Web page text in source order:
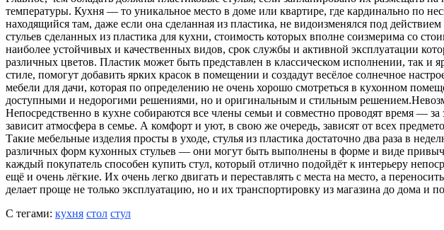
температуры. Кухня — то уникальное место в доме или квартире, где кардинально по
находящийся там, даже если она сделанная из пластика, не видоизменялся под
стульев сделанных из пластика для кухни, стоимость которых вполне соизмерима со
наиболее устойчивых и качественных видов, срок службы и активной эксплуатации
различных цветов. Пластик может быть представлен в классическом исполнении, так и
стиле, помогут добавить ярких красок в помещении и создадут весёлое солнечное
мебели для дачи, которая по определению не очень хорошо смотреться в кухонном
доступными и недорогими решениями, но и оригинальным и стильным
Непосредственно в кухне собираются все члены семьи и совместно проводят время —
зависит атмосфера в семье. А комфорт и уют, в свою же очередь, зависят от всех
Такие мебельные изделия просты в уходе, стулья из пластика достаточно два раза в
различных форм кухонных стульев — они могут быть выполнены в форме и виде
каждый покупатель способен купить стул, который отлично подойдёт к интерьеру
ещё и очень лёгкие. Их очень легко двигать и переставлять с места на место, а
делает проще не только эксплуатацию, но и их транспортировку из магазина до дома и
С тегами: кухня стол стул